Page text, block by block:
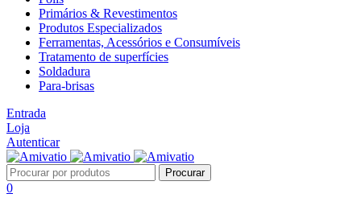
Primários & Revestimentos
Produtos Especializados
Ferramentas, Acessórios e Consumíveis
Tratamento de superfícies
Soldadura
Para-brisas
Entrada
Loja
Autenticar
0